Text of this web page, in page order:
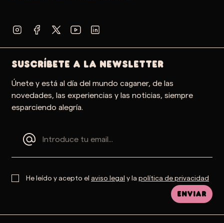
SUSCRÍBETE A LA NEWSLETTER
Únete y está al día del mundo caganer, de las
novedades, las experiencias y las noticias, siempre
esparciendo alegría.
He leído y acepto el aviso legal y la política de privacidad
Enviar